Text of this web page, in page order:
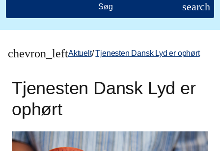
Søg search
chevron_leftAktuelt/ Tjenesten Dansk Lyd er ophørt
Tjenesten Dansk Lyd er
ophørt